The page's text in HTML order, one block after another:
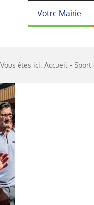
Votre Mairie
Vous êtes ici: Accueil Sport